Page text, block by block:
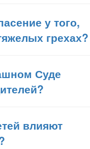
у того,
грехах?
Суде
влияют